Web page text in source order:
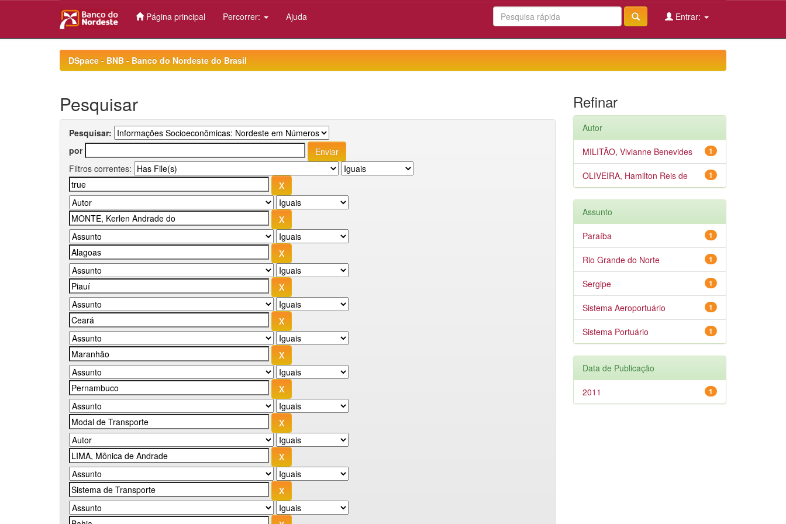
Página principal Percorrer: Ajuda Entrar:
DSpace - BNB - Banco do Nordeste do Brasil
Pesquisar
Pesquisar:
por
Filtros correntes:
Refinar
Autor
1
MILITÃO, Vivianne Benevides
1
OLIVEIRA, Hamilton Reis de
Assunto
1
Paraíba
1
Rio Grande do Norte
1
Sergipe
1
Sistema Aeroportuário
1
Sistema Portuário
Data de Publicação
1
2011